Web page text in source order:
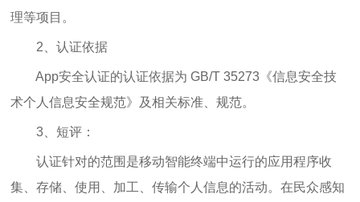
理等项目。
2、认证依据
App安全认证的认证依据为 GB/T 35273《信息安全技
术个人信息安全规范》及相关标准、规范。
3、短评：
认证针对的范围是移动智能终端中运行的应用程序收
集、存储、使用、加工、传输个人信息的活动。在民众感知